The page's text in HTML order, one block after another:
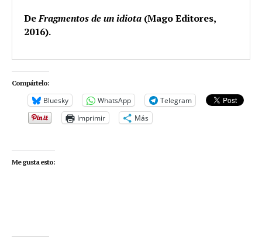
DeFragmentos de un idiota (Mago Editores,
2016).
Compártelo:
Bluesky WhatsApp
Telegram
Imprimir
Más
Me gusta esto: